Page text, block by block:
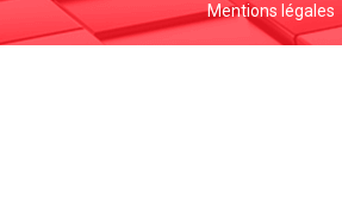
Mentions légales